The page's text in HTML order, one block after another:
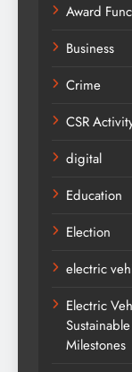
Award
Business
Crime
CSR
digital
Education
Election
electric
Electric
Milestones